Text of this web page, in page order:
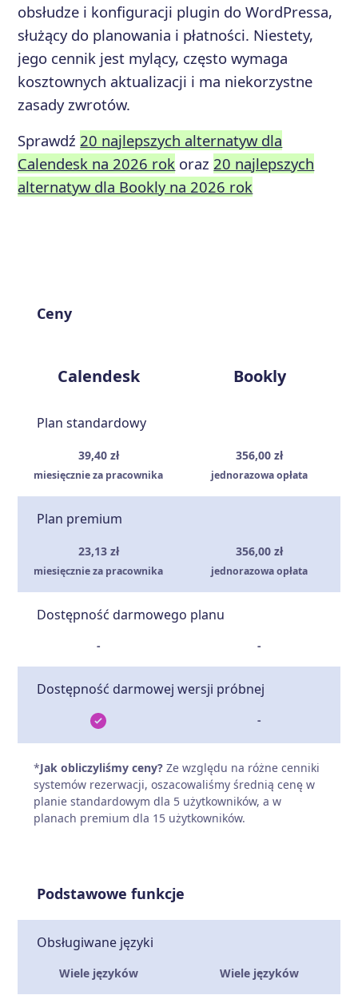
obsłudze i konfiguracji plugin do WordPressa,
służący do planowania i płatności. Niestety,
jego cennik jest mylący, często wymaga
kosztownych aktualizacji i ma niekorzystne
zasady zwrotów.
Sprawdź 20 najlepszych alternatyw dla
Calendesk na 2026 rok oraz 20 najlepszych
alternatyw dla Bookly na 2026 rok
Ceny
Calendesk Bookly
Plan standardowy
39,40 zł
miesięcznie za pracownika
356,00 zł
jednorazowa opłata
Plan premium
23,13 zł
miesięcznie za pracownika
356,00 zł
jednorazowa opłata
Dostępność darmowego planu
- -
Dostępność darmowej wersji próbnej
-
*Jak obliczyliśmy ceny? Ze względu na różne cenniki
systemów rezerwacji, oszacowaliśmy średnią cenę w
planie standardowym dla 5 użytkowników, a w
planach premium dla 15 użytkowników.
Podstawowe funkcje
Obsługiwane języki
Wiele języków Wiele języków